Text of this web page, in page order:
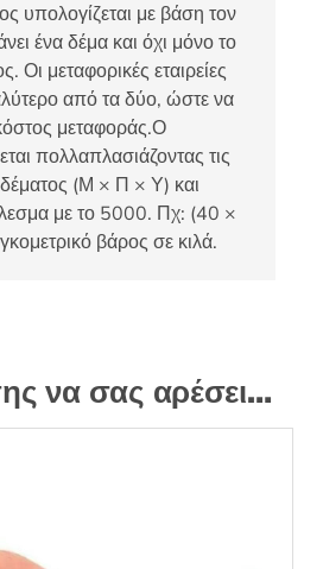
υπολογίζεται με βάση τον
ένα δέμα και όχι μόνο το
Οι μεταφορικές εταιρείες
από τα δύο, ώστε να
μεταφοράς.Ο
πολλαπλασιάζοντας τις
δέματος (Μ × Π × Υ) και
με το 5000. Πχ: (40 ×
βάρος σε κιλά.
να σας αρέσει…